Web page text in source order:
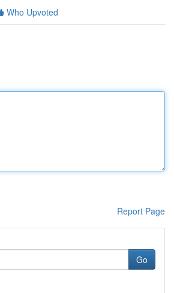
Who Upvoted
Report Page
Go